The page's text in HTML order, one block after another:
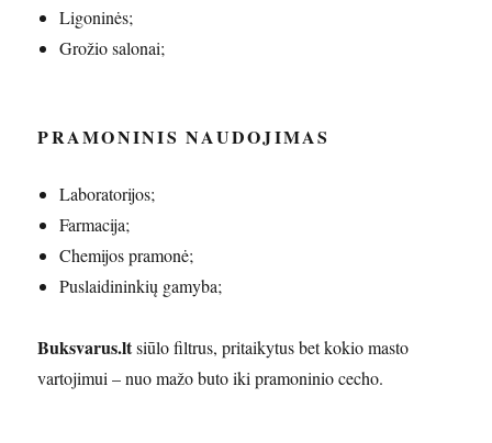
Ligoninės;
Grožio salonai;
PRAMONINIS NAUDOJIMAS
Laboratorijos;
Farmacija;
Chemijos pramonė;
Puslaidininkių gamyba;
Buksvarus.ltsiūlo filtrus, pritaikytus bet kokio masto
vartojimui – nuo mažo buto iki pramoninio cecho.